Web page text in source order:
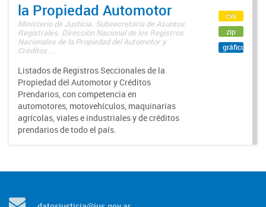
la Propiedad Automotor
Ministerio de Justicia. Subsecretaría de Asuntos
Registrales. Dirección Nacional de los Registros
Nacionales de la Propiedad del Automotor y
Créditos ...
Listados de Registros Seccionales de la
Propiedad del Automotor y Créditos
Prendarios, con competencia en
automotores, motovehículos, maquinarias
agrícolas, viales e industriales y de créditos
prendarios de todo el país.
csv
zip
gráfico